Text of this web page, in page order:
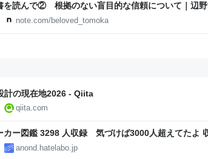
を読んで② 根拠のない盲目的な信頼について｜辺野
モ note.com/beloved_tomoka
計の現在地2026 - Qiita
qiita.com
カー図鑑 3298 人収録 気づけば3000人超えてたよ
anond.hatelabo.jp